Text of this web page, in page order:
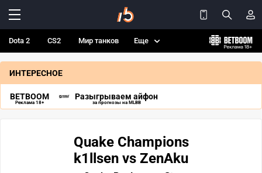
Dota 2 CS2 Мир танков Еще
ИНТЕРЕСНОЕ
BETBOOM
Реклама 18+
Разыгрываем айфон
за прогнозы на MLBB
Quake Champions
k1llsen vs ZenAku